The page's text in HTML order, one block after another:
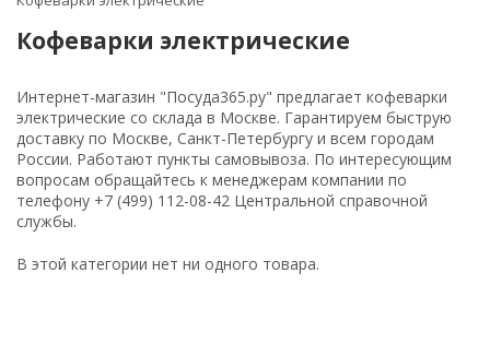
Кофеварки электрические
Интернет-магазин "Посуда365.ру" предлагает кофеварки
электрические со склада в Москве. Гарантируем быструю
доставку по Москве, Санкт-Петербургу и всем городам
России. Работают пункты самовывоза. По интересующим
вопросам обращайтесь к менеджерам компании по
телефону +7 (499) 112-08-42 Центральной справочной
службы.
В этой категории нет ни одного товара.